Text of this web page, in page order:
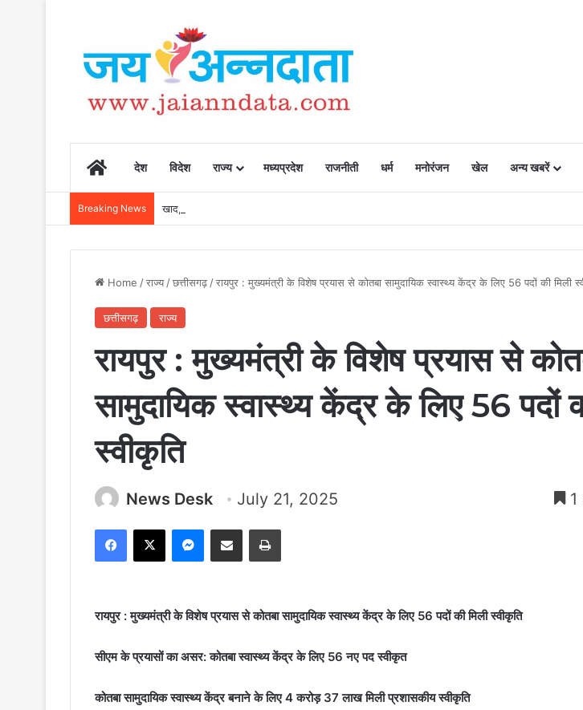
Homeदेश विदेश राज्य मध्यप्रदेश राजनीती धर्म मनोरंजन खेल अन्य खबरें
Breaking News खाद, बीज और उर्वरकों की समय पर उपलब्धता से किसानों में उत्साह, नैनो डीएपी और नैनो यूरिया बने किसानों के
Home /राज्य/छत्तीसगढ़/रायपुर : मुख्यमंत्री के विशेष प्रयास से कोतबा सामुदायिक स्वास्थ्य केंद्र के लिए 56 पदों की मिली
छत्तीसगढ़ राज्य
रायपुर : मुख्यमंत्री के विशेष प्रयास से
सामुदायिक स्वास्थ्य केंद्र के लिए 56 पदों
स्वीकृति
News Desk July 21, 2025 1
Facebook
X Messenger
Share via Email Print
रायपुर : मुख्यमंत्री के विशेष प्रयास से कोतबा सामुदायिक स्वास्थ्य केंद्र के लिए 56 पदों की मिली स्वीकृति
सीएम के प्रयासों का असर: कोतबा स्वास्थ्य केंद्र के लिए 56 नए पद स्वीकृत
कोतबा सामुदायिक स्वास्थ्य केंद्र बनाने के लिए 4 करोड़ 37 लाख मिली प्रशासकीय स्वीकृति